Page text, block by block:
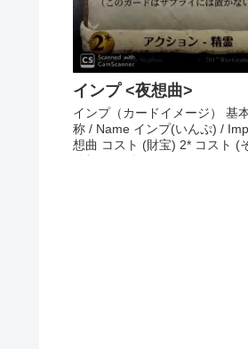
インプ <夜想曲>
インプ（カードイメージ） 基
称 / Name インプ(いんぷ) /
想曲 コスト (財宝) 2* コスト (